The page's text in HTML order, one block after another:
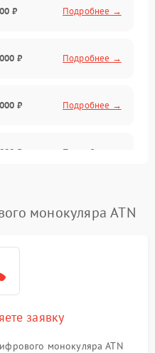
₽ Подробнее →
₽ Подробнее →
₽ Подробнее →
₽ Подробнее →
₽
₽
1000 ₽ Подробнее →
монокуляра ATN
заявку
монокуляра ATN